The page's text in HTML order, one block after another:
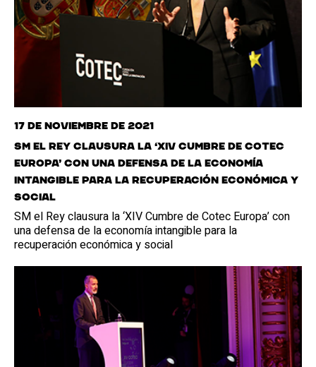
17 de noviembre de 2021
SM el Rey clausura la ‘XIV Cumbre de Cotec
Europa’ con una defensa de la economía
intangible para la recuperación económica y
social
SM el Rey clausura la ‘XIV Cumbre de Cotec Europa’ con
una defensa de la economía intangible para la
recuperación económica y social